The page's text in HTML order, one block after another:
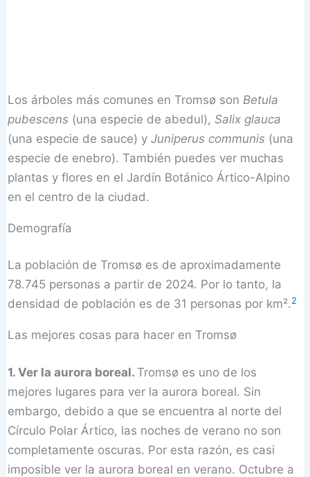
Los árboles más comunes en Tromsø son Betula
pubescens (una especie de abedul),Salix glauca
(una especie de sauce) yJuniperus communis (una
especie de enebro). También puedes ver muchas
plantas y flores en el Jardín Botánico Ártico-Alpino
en el centro de la ciudad.
Demografía
La población de Tromsø es de aproximadamente
78.745 personas a partir de 2024. Por lo tanto, la
densidad de población es de 31 personas por km².2
Las mejores cosas para hacer en Tromsø
1. Ver la aurora boreal. Tromsø es uno de los
mejores lugares para ver la aurora boreal. Sin
embargo, debido a que se encuentra al norte del
Círculo Polar Ártico, las noches de verano no son
completamente oscuras. Por esta razón, es casi
imposible ver la aurora boreal en verano. Octubre a